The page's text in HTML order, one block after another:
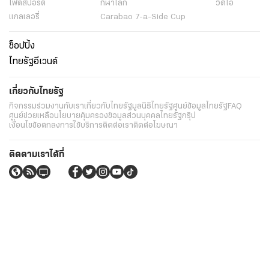
ไฟต์สปอร์ต
กีฬาโลก
วิดีโอ
แกลเลอรี่
Carabao 7-a-Side Cup
ช็อปปิ้ง
ไทยรัฐอีเวนต์
เกี่ยวกับไทยรัฐ
กิจกรรมร่วมงานกับเราเกี่ยวกับไทยรัฐมูลนิธิไทยรัฐศูนย์ข้อมูลไทยรัฐFAQ
ศูนย์ช่วยเหลือนโยบายคุ้มครองข้อมูลส่วนบุคคลไทยรัฐกรุ๊ป
เงื่อนไขข้อตกลงการใช้บริการติดต่อเราติดต่อโฆษณา
ติดตามเราได้ที่